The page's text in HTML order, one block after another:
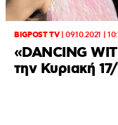
BIGPOST TV|09.10.2021 |
«DANCING
την Κυριακή